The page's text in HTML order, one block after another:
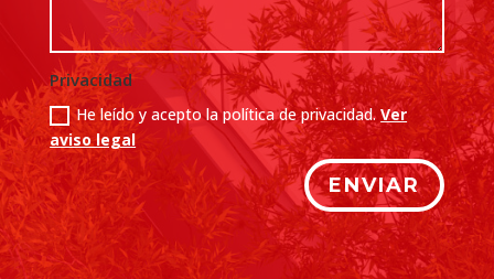
Privacidad
He leído y acepto la política de privacidad.Ver
aviso legal
ENVIAR